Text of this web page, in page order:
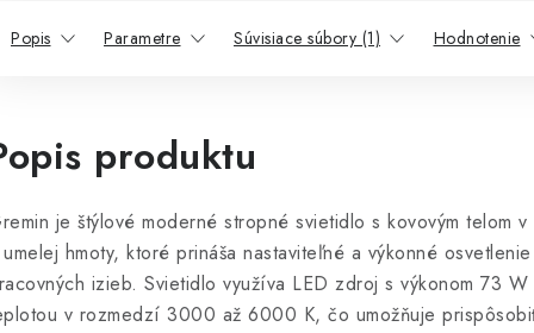
Popis Parametre Súvisiace súbory (1) Hodnotenie
produktu
je štýlové moderné stropné svietidlo s kovovým telom
hmoty, ktoré prináša nastaviteľné a výkonné
izieb. Svietidlo využíva LED zdroj s výkonom 73
v rozmedzí 3000 až 6000 K, čo umožňuje